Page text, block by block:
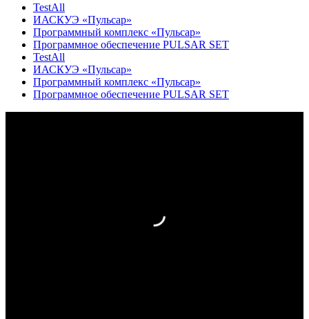
TestAll
ИАСКУЭ «Пульсар»
Программный комплекс «Пульсар»
Программное обеспечение PULSAR SET
TestAll
ИАСКУЭ «Пульсар»
Программный комплекс «Пульсар»
Программное обеспечение PULSAR SET